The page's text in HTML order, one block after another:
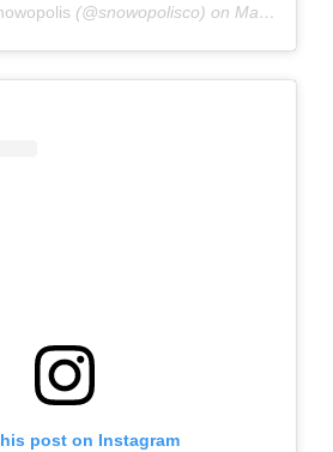
(@snowopolisco) on May 9, 2019 at 10:56am PDT
post on Instagram